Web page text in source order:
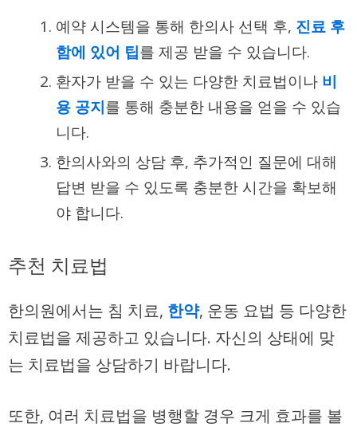
예약 시스템을 통해 한의사 선택 후, 진료 후
함에 있어 팁를 제공 받을 수 있습니다.
환자가 받을 수 있는 다양한 치료법이나 비
용 공지를 통해 충분한 내용을 얻을 수 있습
니다.
한의사와의 상담 후, 추가적인 질문에 대해
답변 받을 수 있도록 충분한 시간을 확보해
야 합니다.
추천 치료법
한의원에서는 침 치료, 한약, 운동 요법 등 다양한
치료법을 제공하고 있습니다. 자신의 상태에 맞
는 치료법을 상담하기 바랍니다.
또한, 여러 치료법을 병행할 경우 크게 효과를 볼